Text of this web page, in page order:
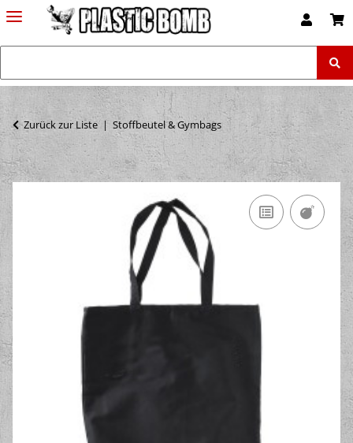
Zurück zur Liste Stoffbeutel & Gymbags